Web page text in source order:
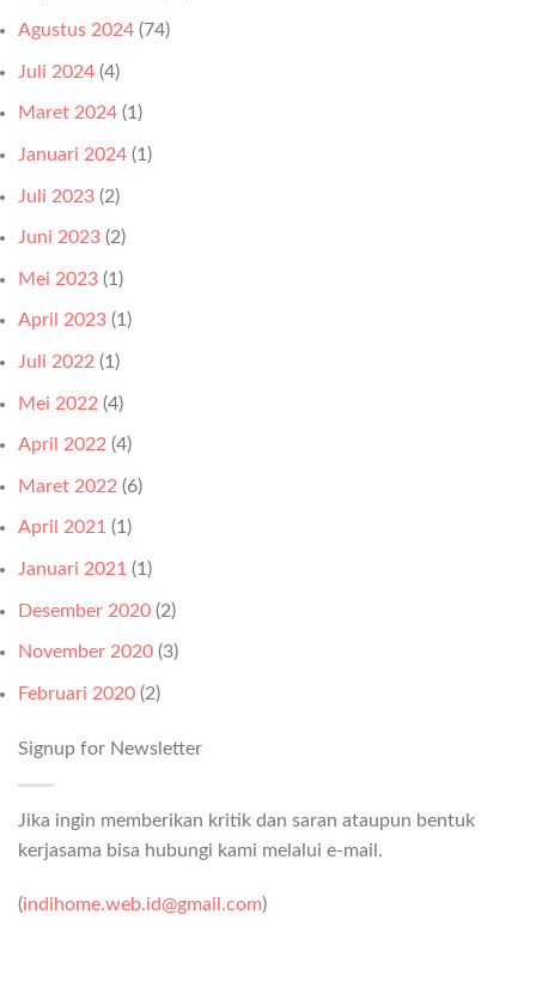
Agustus 2024 (74)
Juli 2024 (4)
Maret 2024 (1)
Januari 2024 (1)
Juli 2023 (2)
Juni 2023 (2)
Mei 2023 (1)
April 2023 (1)
Juli 2022 (1)
Mei 2022 (4)
April 2022 (4)
Maret 2022 (6)
April 2021 (1)
Januari 2021 (1)
Desember 2020 (2)
November 2020 (3)
Februari 2020 (2)
Signup for Newsletter
Jika ingin memberikan kritik dan saran ataupun bentuk
kerjasama bisa hubungi kami melalui e-mail.
(indihome.web.id@gmail.com)